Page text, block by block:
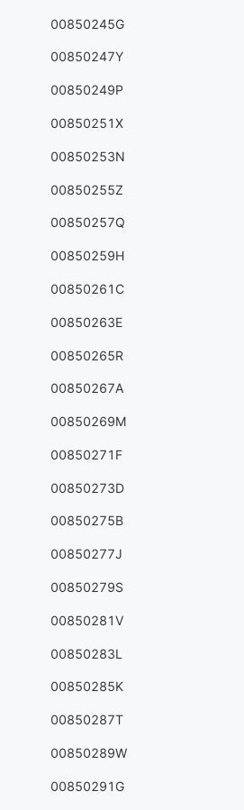
00850245G
00850247Y
00850249P
00850251X
00850253N
00850255Z
00850257Q
00850259H
00850261C
00850263E
00850265R
00850267A
00850269M
00850271F
00850273D
00850275B
00850277J
00850279S
00850281V
00850283L
00850285K
00850287T
00850289W
00850291G